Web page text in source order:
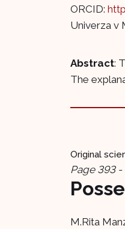
ORCID:
Univerza v
Abstract:
The
Original
Page 393 -
M.Rita